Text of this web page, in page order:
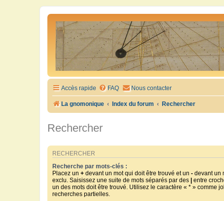
Accès rapide FAQ Nous contacter
La gnomonique Index du forum Rechercher
Rechercher
RECHERCHER
Recherche par mots-clés :
Placez un + devant un mot qui doit être trouvé et un - devant un
exclu. Saisissez une suite de mots séparés par des
entre
un des mots doit être trouvé. Utilisez le caractère « * » comme
recherches partielles.